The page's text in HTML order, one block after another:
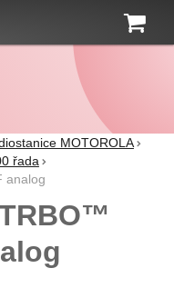
MOTOROLA
řada
analog